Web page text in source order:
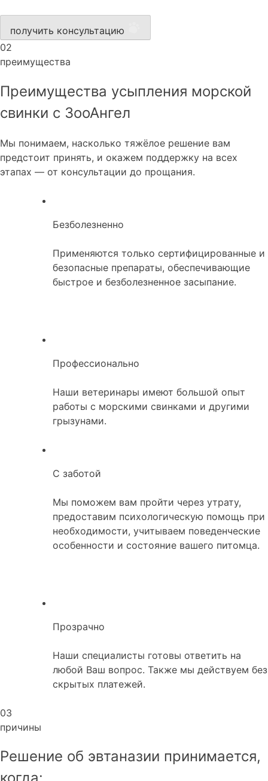
получить консультацию
02
преимущества
Преимущества усыпления морской
свинки с ЗооАнгел
Мы понимаем, насколько тяжёлое решение вам
предстоит принять, и окажем поддержку на всех
этапах — от консультации до прощания.
Безболезненно
Применяются только сертифицированные и
безопасные препараты, обеспечивающие
быстрое и безболезненное засыпание.
Профессионально
Наши ветеринары имеют большой опыт
работы с морскими свинками и другими
грызунами.
С заботой
Мы поможем вам пройти через утрату,
предоставим психологическую помощь при
необходимости, учитываем поведенческие
особенности и состояние вашего питомца.
Прозрачно
Наши специалисты готовы ответить на
любой Ваш вопрос. Также мы действуем без
скрытых платежей.
03
причины
Решение об эвтаназии принимается,